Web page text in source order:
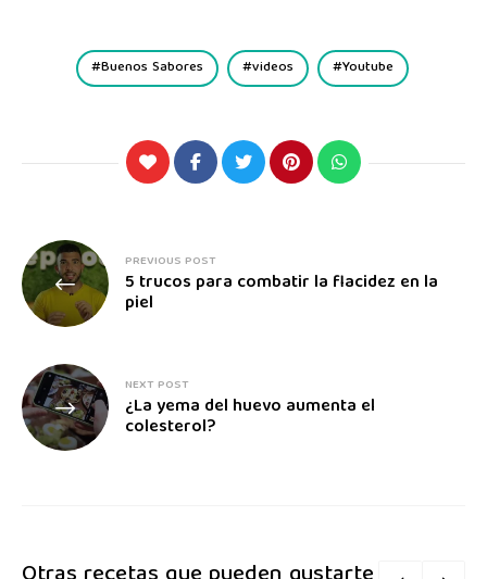
Buenos Sabores videos Youtube
PREVIOUS POST
5 trucos para combatir la flacidez en la
piel
NEXT POST
¿La yema del huevo aumenta el
colesterol?